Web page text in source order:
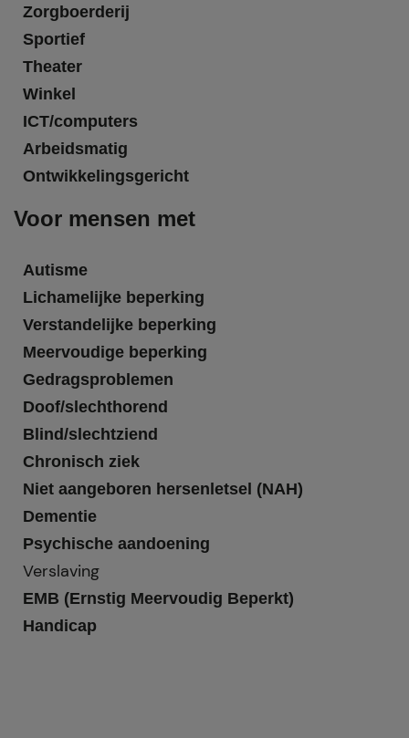
Zorgboerderij
Sportief
Theater
Winkel
ICT/computers
Arbeidsmatig
Ontwikkelingsgericht
Voor mensen met
Autisme
Lichamelijke beperking
Verstandelijke beperking
Meervoudige beperking
Gedragsproblemen
Doof/slechthorend
Blind/slechtziend
Chronisch ziek
Niet aangeboren hersenletsel (NAH)
Dementie
Psychische aandoening
Verslaving
EMB (Ernstig Meervoudig Beperkt)
Handicap